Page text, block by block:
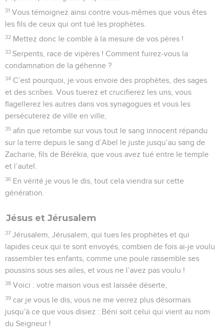
31 Vous témoignez ainsi contre vous-mêmes que vous êtes
les fils de ceux qui ont tué les prophètes.
32 Mettez donc le comble à la mesure de vos pères !
33 Serpents, race de vipères ! Comment fuirez-vous la
condamnation de la géhenne ?
34 C’est pourquoi, je vous envoie des prophètes, des sages
et des scribes. Vous tuerez et crucifierez les uns, vous
flagellerez les autres dans vos synagogues et vous les
persécuterez de ville en ville,
35 afin que retombe sur vous tout le sang innocent répandu
sur la terre depuis le sang d’Abel le juste jusqu’au sang de
Zacharie, fils de Bérékia, que vous avez tué entre le temple
et l’autel.
36 En vérité je vous le dis, tout cela viendra sur cette
génération.
Jésus et Jérusalem
37 Jérusalem, Jérusalem, qui tues les prophètes et qui
lapides ceux qui te sont envoyés, combien de fois ai-je voulu
rassembler tes enfants, comme une poule rassemble ses
poussins sous ses ailes, et vous ne l’avez pas voulu !
38 Voici : votre maison vous est laissée déserte,
39 car je vous le dis, vous ne me verrez plus désormais
jusqu’à ce que vous disiez : Béni soit celui qui vient au nom
du Seigneur !